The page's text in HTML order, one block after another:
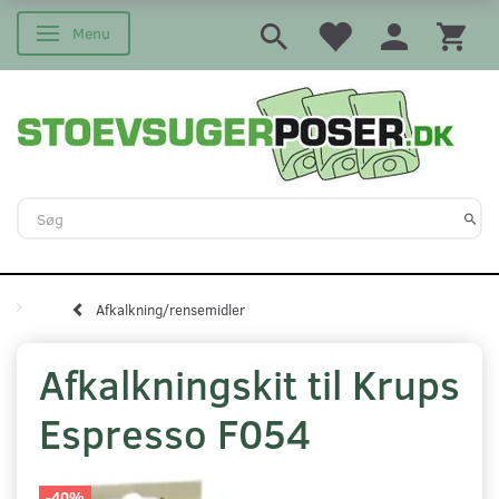
Skifte navigation
Menu
Afkalkning/rensemidler
Afkalkningskit til Krups
Espresso F054